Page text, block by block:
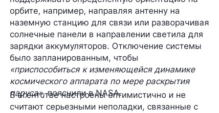
орбите, например, направляя антенну на
наземную станцию для связи или разворачивая
солнечные панели в направлении светила для
зарядки аккумуляторов. Отключение системы
было запланированным, чтобы
«приспособиться к изменяющейся динамике
космического аппарата по мере раскрытия
паруса», пояснили в NASA.
В агентстве настроены оптимистично и не
считают серьезными неполадки, связанные с